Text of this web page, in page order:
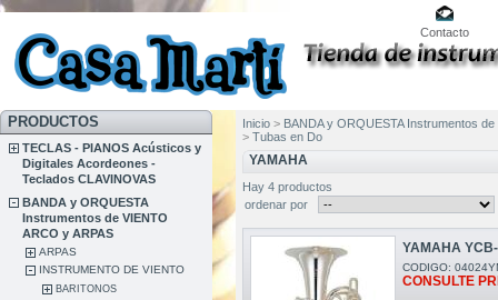
Contacto
PRODUCTOS
TECLAS - PIANOS Acústicos y
Digitales Acordeones -
Teclados CLAVINOVAS
BANDA y ORQUESTA
Instrumentos de VIENTO
ARCO y ARPAS
ARPAS
INSTRUMENTO DE VIENTO
BARITONOS
Inicio > BANDA y ORQUESTA Instrumentos
> Tubas en Do
YAMAHA
Hay 4 productos
ordenar por
YAMAHA
CODIGO:
CONSULTE